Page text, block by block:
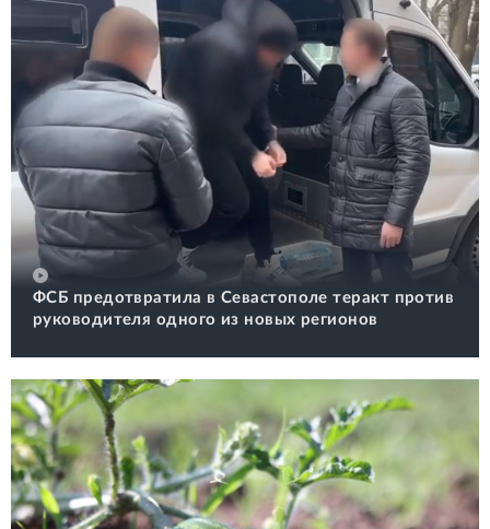
ФСБ предотвратила в Севастополе теракт против
руководителя одного из новых регионов